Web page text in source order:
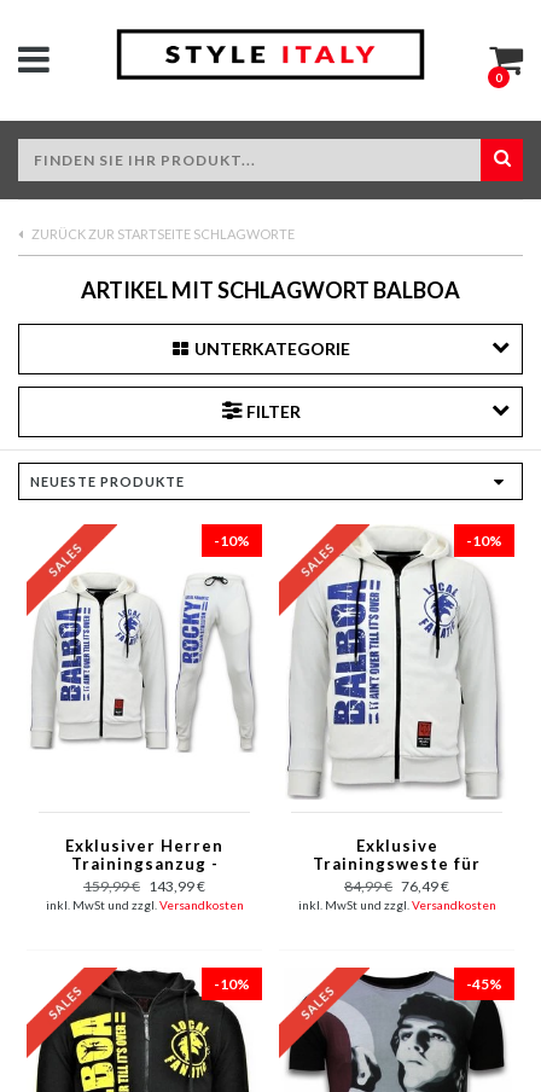
0
ZURÜCK ZUR STARTSEITE SCHLAGWORTE
ARTIKEL MIT SCHLAGWORT BALBOA
UNTERKATEGORIE
FILTER
-10%
Exklusiver Herren
Trainingsanzug -
Rocky Balboa
Sportanzug - Weiß
159,99 € 143,99 €
inkl. MwSt und zzgl. Versandkosten
-10%
Exklusive
Trainingsweste für
Männer - Rocky Balboa
- Weiß
84,99 € 76,49 €
inkl. MwSt und zzgl. Versandkosten
-10% -45%